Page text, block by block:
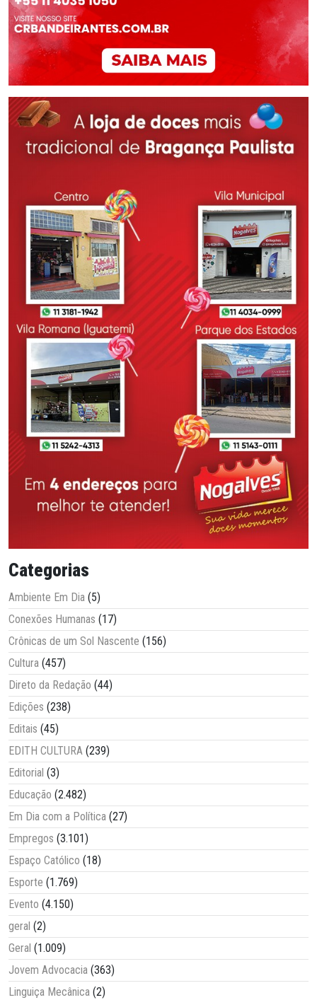
Categorias
Ambiente Em Dia (5)
Conexões Humanas (17)
Crônicas de um Sol Nascente (156)
Cultura (457)
Direto da Redação (44)
Edições (238)
Editais (45)
EDITH CULTURA (239)
Editorial (3)
Educação (2.482)
Em Dia com a Política (27)
Empregos (3.101)
Espaço Católico (18)
Esporte (1.769)
Evento (4.150)
geral (2)
Geral (1.009)
Jovem Advocacia (363)
Linguiça Mecânica (2)